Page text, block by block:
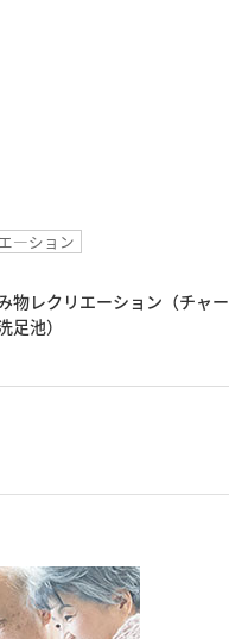
―ション
物レクリエーション（チャー
足池）